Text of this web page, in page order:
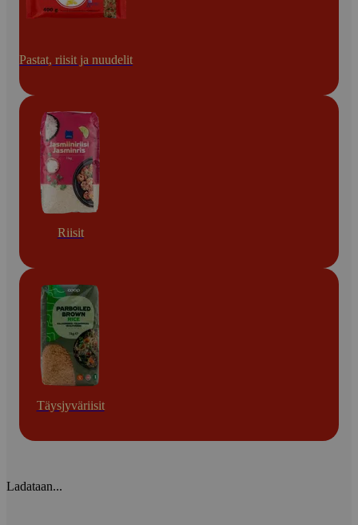
Pastat, riisit ja nuudelit
Riisit
Täysjyväriisit
Ladataan...